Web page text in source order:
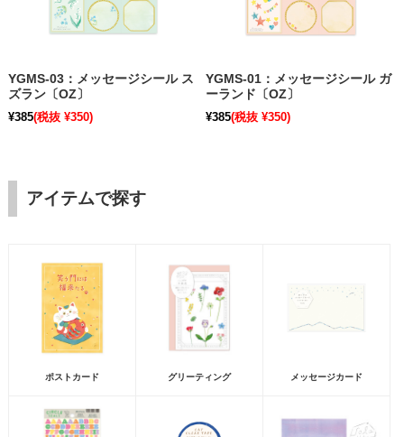
YGMS-03：メッセージシール ス
ズラン〔OZ〕
¥385(税抜 ¥350)
YGMS-01：メッセージシール ガ
ーランド〔OZ〕
¥385(税抜 ¥350)
アイテムで探す
ポストカード グリーティング メッセージカード